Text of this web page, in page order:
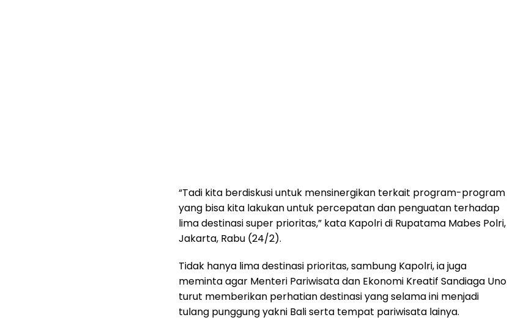
“Tadi kita berdiskusi untuk mensinergikan terkait program-program
yang bisa kita lakukan untuk percepatan dan penguatan terhadap
lima destinasi super prioritas,” kata Kapolri di Rupatama Mabes Polri,
Jakarta, Rabu (24/2).
Tidak hanya lima destinasi prioritas, sambung Kapolri, ia juga
meminta agar Menteri Pariwisata dan Ekonomi Kreatif Sandiaga Uno
turut memberikan perhatian destinasi yang selama ini menjadi
tulang punggung yakni Bali serta tempat pariwisata lainya.